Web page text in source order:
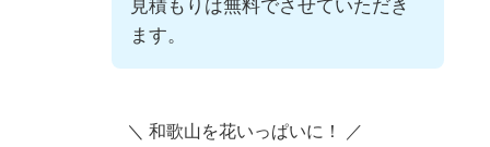
見積もりは無料でさせていただき
ます。
＼ 和歌山を花いっぱいに！ ／